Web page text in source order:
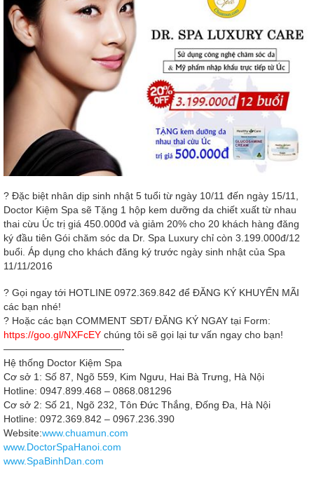
? Đặc biệt nhân dịp sinh nhật 5 tuổi từ ngày 10/11 đến ngày 15/11,
Doctor Kiệm Spa sẽ Tặng 1 hộp kem dưỡng da chiết xuất từ nhau
thai cừu Úc trị giá 450.000đ và giảm 20% cho 20 khách hàng đăng
ký đầu tiên Gói chăm sóc da Dr. Spa Luxury chỉ còn 3.199.000đ/12
buổi. Áp dụng cho khách đăng ký trước ngày sinh nhật của Spa
11/11/2016
? Gọi ngay tới HOTLINE 0972.369.842 để ĐĂNG KÝ KHUYẾN MÃI
các bạn nhé!
? Hoặc các bạn COMMENT SĐT/ ĐĂNG KÝ NGAY tại Form:
https://goo.gl/NXFcEY chúng tôi sẽ gọi lại tư vấn ngay cho bạn!
————————————-
Hệ thống Doctor Kiệm Spa
Cơ sở 1: Số 87, Ngõ 559, Kim Ngưu, Hai Bà Trưng, Hà Nội
Hotline: 0947.899.468 – 0868.081296
Cơ sở 2: Số 21, Ngõ 232, Tôn Đức Thắng, Đống Đa, Hà Nội
Hotline: 0972.369.842 – 0967.236.390
Website:www.chuamun.com
www.DoctorSpaHanoi.com
www.SpaBinhDan.com